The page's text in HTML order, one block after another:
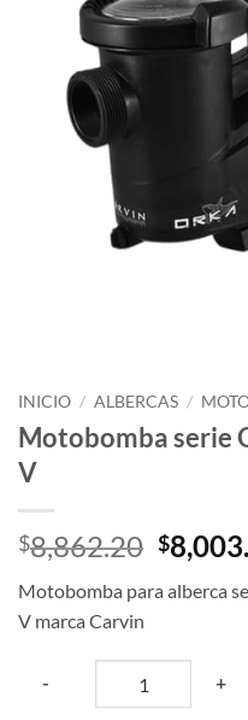
INICIO / ALBERCAS /
Motobomba serie
V
$8,862.20 El
precio
$
Motobomba para alberca
V marca Carvin
- +